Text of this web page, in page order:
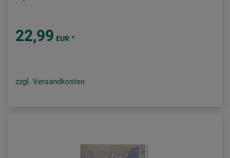
22,99 EUR *
zzgl. Versandkosten